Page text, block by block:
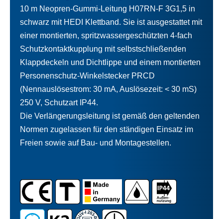
10 m Neopren-Gummi-Leitung H07RN-F 3G1,5 in
schwarz mit HEDI Klettband. Sie ist ausgestattet mit
einer montierten, spritzwassergeschützten 4-fach
Schutzkontaktkupplung mit selbstschließenden
Klappdeckeln und Dichtlippe und einem montierten
Personenschutz-Winkelstecker PRCD
(Nennauslösestrom: 30 mA, Auslösezeit: < 30 mS)
250 V, Schutzart IP44.
Die Verlängerungsleitung ist gemäß den geltenden
Normen zugelassen für den ständigen Einsatz im
Freien sowie auf Bau- und Montagestellen.